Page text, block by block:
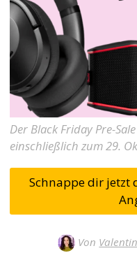
Der Black Friday Pre-
einschließlich zum 29.
Schnappe dir jetzt
Von